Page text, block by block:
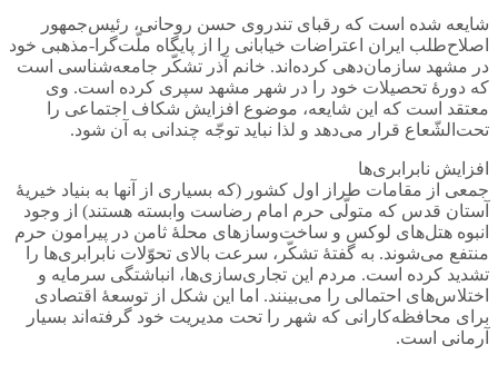
شایعه شده است که رقبای تندروی حسن روحانی، رئیس‌جمهور
اصلاح‌طلب ایران اعتراضات خیابانی را از پایگاه ملّت‌گرا-مذهبی خود
در مشهد سازمان‌دهی کرده‌اند. خانم آذر تشکّر جامعه‌شناسی است
که دورۀ تحصیلات خود را در شهر مشهد سپری کرده است. وی
معتقد است که این شایعه، موضوع افزایش شکاف اجتماعی را
تحت‌الشّعاع قرار می‌دهد و لذا نباید توجّه چندانی به آن شود.
افزایش نابرابری‌ها
جمعی از مقامات طراز اول کشور (که بسیاری از آنها به بنیاد خیریۀ
آستان قدس که متولّی حرم امام رضاست وابسته هستند) از وجود
انبوه هتل‌های لوکس و ساخت‌وسازهای محلۀ ثامن در پیرامون حرم
منتفع می‌شوند. به گفتۀ تشکّر، سرعت بالای تحوّلات نابرابری‌ها را
تشدید کرده است. مردم این تجاری‌سازی‌ها، انباشتگی سرمایه و
اختلاس‌های احتمالی را می‌بینند. اما این شکل از توسعۀ اقتصادی
برای محافظه‌کارانی که شهر را تحت مدیریت خود گرفته‌اند بسیار
آرمانی است.